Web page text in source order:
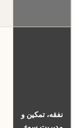
نفقه، تمکین و